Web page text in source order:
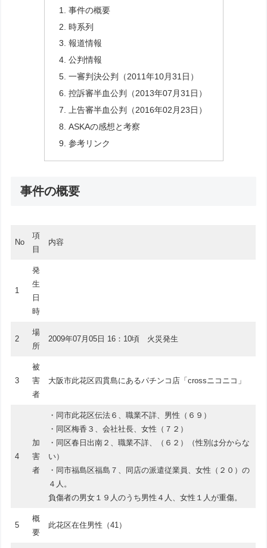
事件の概要
時系列
報道情報
公判情報
一審判決公判（2011年10月31日）
控訴審半血公判（2013年07月31日）
上告審半血公判（2016年02月23日）
ASKAの感想と考察
参考リンク
事件の概要
No
項
目
内容
1
発
生
日
時
2
場
所
2009年07月05日 16：10頃 火災発生
3
被
害
者
大阪市此花区四貫島にあるパチンコ店「crossニコニコ」
4
加
害
者
・同市此花区伝法６、職業不詳、男性（６９）
・同区梅香３、会社社長、女性（７２）
・同区春日出南２、職業不詳、（６２）（性別は分からな
い）
・同市福島区福島７、同店の派遣従業員、女性（２０）の
４人。
負傷者の男女１９人のうち男性４人、女性１人が重傷。
5
概
要
此花区在住男性（41）